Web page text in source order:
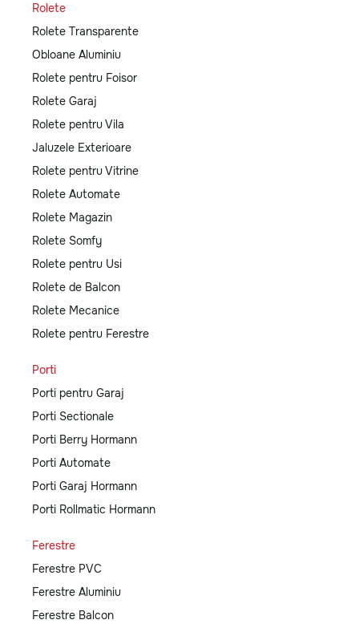
Rolete
Rolete Transparente
Obloane Aluminiu
Rolete pentru Foisor
Rolete Garaj
Rolete pentru Vila
Jaluzele Exterioare
Rolete pentru Vitrine
Rolete Automate
Rolete Magazin
Rolete Somfy
Rolete pentru Usi
Rolete de Balcon
Rolete Mecanice
Rolete pentru Ferestre
Porti
Porti pentru Garaj
Porti Sectionale
Porti Berry Hormann
Porti Automate
Porti Garaj Hormann
Porti Rollmatic Hormann
Ferestre
Ferestre PVC
Ferestre Aluminiu
Ferestre Balcon